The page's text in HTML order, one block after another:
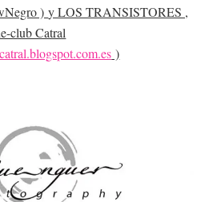
)y LOS TRANSISTORES ,
club Catral
)